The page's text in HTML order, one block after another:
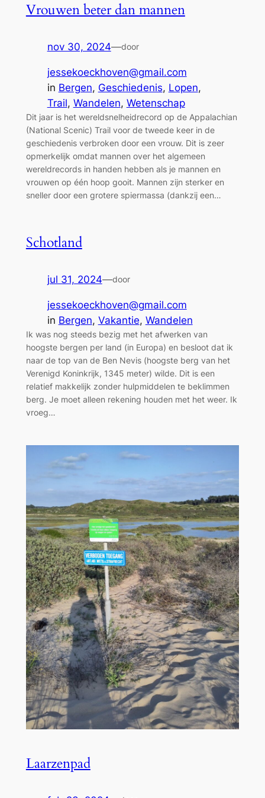
Vrouwen beter dan mannen
nov 30, 2024—door
jessekoeckhoven@gmail.com
in Bergen, Geschiedenis, Lopen
Trail, Wandelen, Wetenschap
Dit jaar is het wereldsnelheidrecord op de Appalachian
(National Scenic) Trail voor de tweede keer in de
geschiedenis verbroken door een vrouw. Dit is zeer
opmerkelijk omdat mannen over het algemeen
wereldrecords in handen hebben als je mannen en
vrouwen op één hoop gooit. Mannen zijn sterker en
sneller door een grotere spiermassa (dankzij een…
Schotland
jul 31, 2024—door
jessekoeckhoven@gmail.com
in Bergen, Vakantie, Wandelen
Ik was nog steeds bezig met het afwerken van
hoogste bergen per land (in Europa) en besloot dat ik
naar de top van de Ben Nevis (hoogste berg van het
Verenigd Koninkrijk, 1345 meter) wilde. Dit is een
relatief makkelijk zonder hulpmiddelen te beklimmen
berg. Je moet alleen rekening houden met het weer. Ik
vroeg…
Laarzenpad